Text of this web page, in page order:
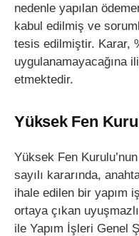
nedenle yapılan
kabul edilmiş ve
tesis edilmiştir. Karar,
uygulanamayacağına
etmektedir.
Yüksek Fen
Yüksek Fen
sayılı kararında,
ihale edilen bir yapım
ortaya çıkan
ile Yapım İşleri Genel